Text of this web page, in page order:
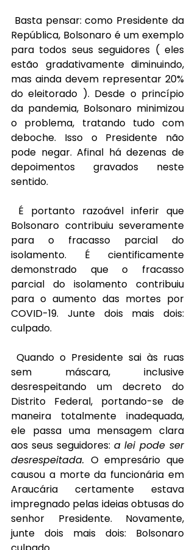
Basta pensar: como Presidente da
República, Bolsonaro é um exemplo
para todos seus seguidores ( eles
estão gradativamente diminuindo,
mas ainda devem representar 20%
do eleitorado ). Desde o princípio
da pandemia, Bolsonaro minimizou
o problema, tratando tudo com
deboche. Isso o Presidente não
pode negar. Afinal há dezenas de
depoimentos gravados neste
sentido.
É portanto razoável inferir que
Bolsonaro contribuiu severamente
para o fracasso parcial do
isolamento. É cientificamente
demonstrado que o fracasso
parcial do isolamento contribuiu
para o aumento das mortes por
COVID-19. Junte dois mais dois:
culpado.
Quando o Presidente sai às ruas
sem máscara, inclusive
desrespeitando um decreto do
Distrito Federal, portando-se de
maneira totalmente inadequada,
ele passa uma mensagem clara
aos seus seguidores: a lei pode ser
desrespeitada. O empresário que
causou a morte da funcionária em
Araucária certamente estava
impregnado pelas ideias obtusas do
senhor Presidente. Novamente,
junte dois mais dois: Bolsonaro